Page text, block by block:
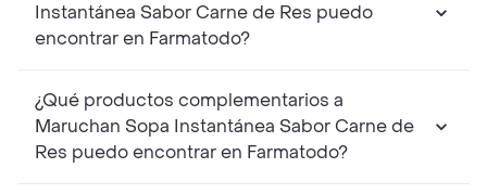
Instantánea Sabor Carne de Res puedo
encontrar en Farmatodo?
¿Qué productos complementarios a
Maruchan Sopa Instantánea Sabor Carne de
Res puedo encontrar en Farmatodo?